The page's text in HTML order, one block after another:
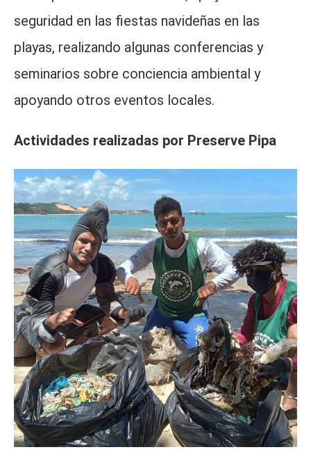
seguridad en las fiestas navideñas en las
playas, realizando algunas conferencias y
seminarios sobre conciencia ambiental y
apoyando otros eventos locales.
Actividades realizadas por Preserve Pipa